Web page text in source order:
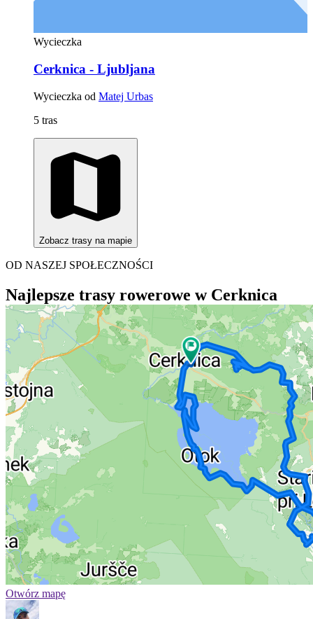
Wycieczka
Cerknica - Ljubljana
Wycieczka od Matej Urbas
5 tras
Zobacz trasy na mapie
OD NASZEJ SPOŁECZNOŚCI
Najlepsze trasy rowerowe w Cerknica
Otwórz mapę